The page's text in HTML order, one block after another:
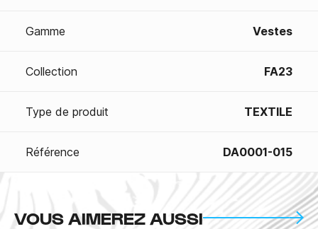
Gamme Vestes
Collection FA23
Type de produit TEXTILE
Référence DA0001-015
VOUS AIMEREZ AUSSI